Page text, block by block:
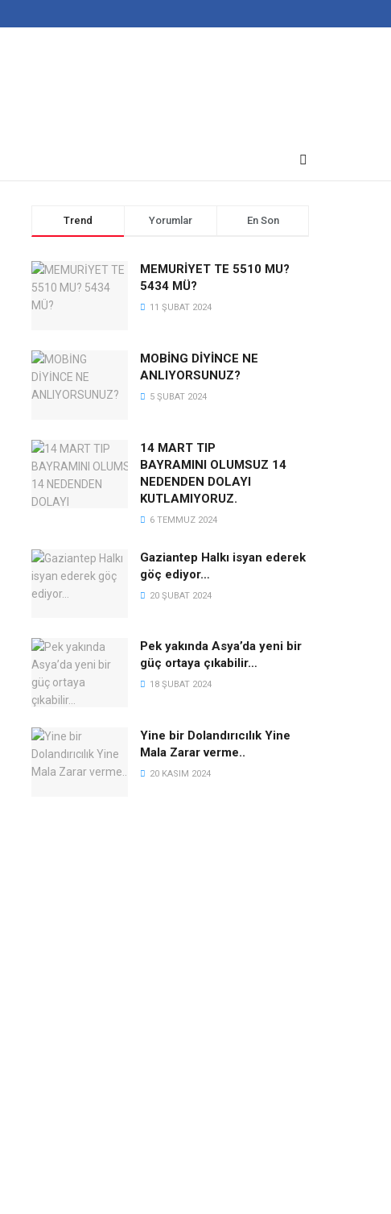
Trend Yorumlar En Son
MEMURİYET TE 5510 MU?
5434 MÜ?
11 ŞUBAT 2024
MOBİNG DİYİNCE NE
ANLIYORSUNUZ?
5 ŞUBAT 2024
14 MART TIP
BAYRAMINI OLUMSUZ 14
NEDENDEN DOLAYI
KUTLAMIYORUZ.
6 TEMMUZ 2024
Gaziantep Halkı isyan ederek
göç ediyor…
20 ŞUBAT 2024
Pek yakında Asya’da yeni bir
güç ortaya çıkabilir…
18 ŞUBAT 2024
Yine bir Dolandırıcılık Yine
Mala Zarar verme..
20 KASIM 2024